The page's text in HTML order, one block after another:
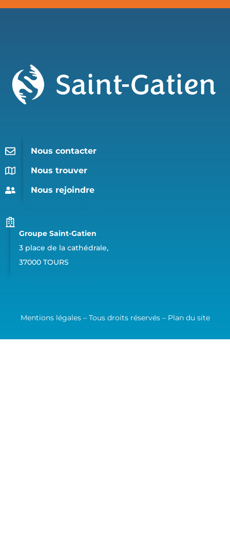
Nous contacter
Nous trouver
Nous rejoindre
Groupe Saint-Gatien
3 place de la cathédrale,
37000 TOURS
Mentions légales – Tous droits réservés – Plan du site